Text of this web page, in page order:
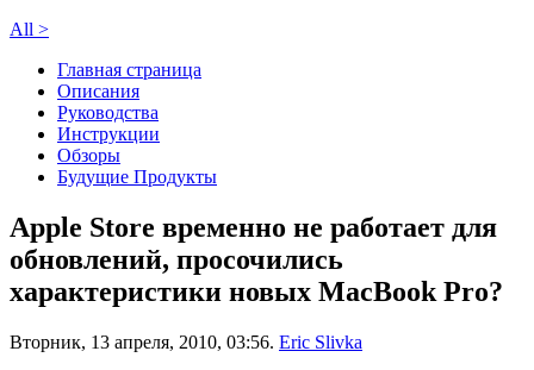
All >
Главная страница
Описания
Руководства
Инструкции
Обзоры
Будущие Продукты
Apple Store временно не работает для
обновлений, просочились
характеристики новых MacBook Pro?
Вторник, 13 апреля, 2010, 03:56. Eric Slivka